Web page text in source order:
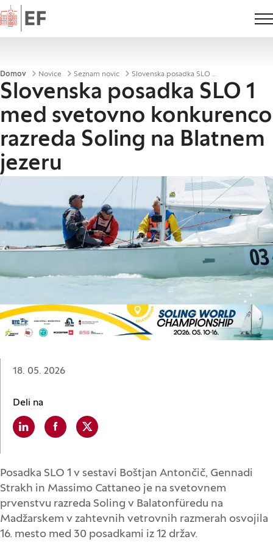
Domov
Drobtinice
Domov Novice Seznam novic Slovenska posadka SLO 1 med svetovno konkurenco razreda Soling na Blatnem jezeru
Slovenska posadka SLO 1
med svetovno konkurenco
razreda Soling na Blatnem
jezeru
Datum:
18. 05. 2026
Deli na
Linkedin
(Odpre se v novem oknu)
Facebook
(Odpre se v novem oknu)
X
(Odpre se v novem oknu)
Posadka SLO 1 v sestavi Boštjan Antončič, Gennadi
Strakh in Massimo Cattaneo je na svetovnem
prvenstvu razreda Soling v Balatonfüredu na
Madžarskem v zahtevnih vetrovnih razmerah osvojila
16. mesto med 30 posadkami iz 12 držav.